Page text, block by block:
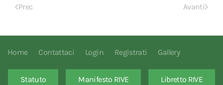
Prec Avanti
Home Contattaci Login Registrati Gallery
Statuto Manifesto RIVE Libretto RIVE